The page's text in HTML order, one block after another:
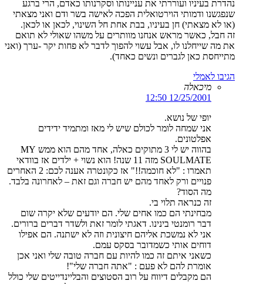
נהדרת בעיניו ועוררתי את עניינותו וסקרנותו כאדם, הרי ברגע
שנפגשנו ודמותי הוירטואלית הפכה לאישה בשר ודם ואני מצאתי
(או לא מצאתי) חן בעיניו, בבת אחת חל השינוי, לכאן או לכאן.
זה חבל, כאשר מראש אנחנו מוותרים על משהו שאולי לא תואם
את מה שייחלנו לו, אבל עשוי להפוך לדבר לא פחות יקר -ערך (ואני
מתייחסת כאן לגברים ונשים כאחד).
הגיבו לאמלי
מיכאלה
12/25/2001 12:50
יופי של נושא.
אני שמחה לומר לכולם שיש לי מאז ומתמיד ידידים
אפלטונים.
בהווה יש לי 3 מתוקים כאלה, אחד מהם הוא ממש MY
SOULMATE מזה 11 שנה! הוא נשוי + ילדים אז בוודאי
תאמרו : "לא חוכמה!!" אז כקונטרה אענה לכם: 2 האחרים
פנויים ורק לאחד מהם יש חברה וגם זאת – לאחרונה בלבד.
מה הסוד?
זה כנראה תלוי בי.
מבחינתי הם כמו אחים שלי. הם יודעים שלא יקרה שום
דבר רומנטי בינינו. דאגתי לומר זאת ולשדר דברים ברורים.
אני לא נמשכת אליהם חיצונית וזה לא ישתנה. הם אפילו
דוחים אותי כשמדובר בסקס עמם.
כשאני איתם זה כמו להיות עם חברה טובה שלי ואני אכן
אומרת להם לא פעם : "אתה חברה שלי"!
הם מקבלים דיווח על רוב הסטוצים והבליינדייטים שלי כולל